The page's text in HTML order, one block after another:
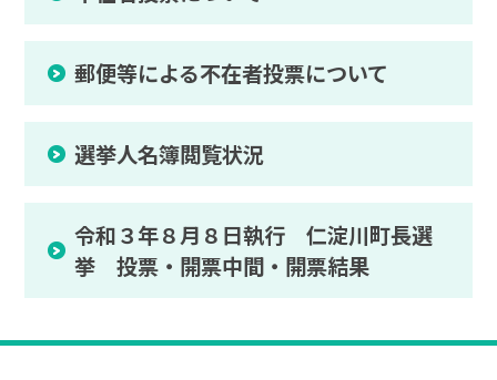
郵便等による不在者投票について
選挙人名簿閲覧状況
令和３年８月８日執行 仁淀川町長選
挙 投票・開票中間・開票結果